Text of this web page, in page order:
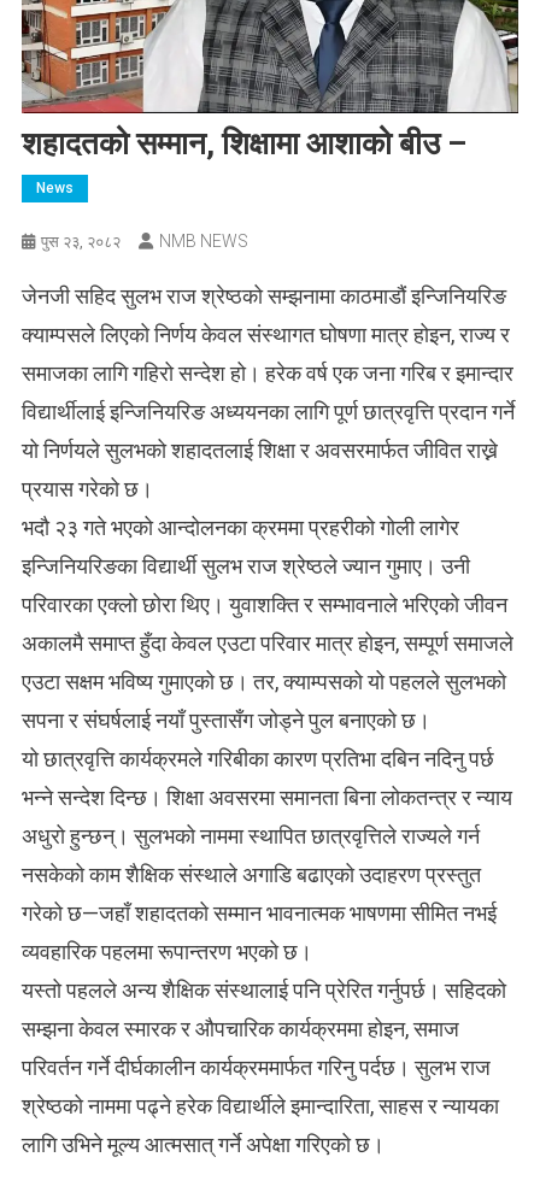
शहादतको सम्मान, शिक्षामा आशाको बीउ –
News
पुस २३, २०८२ NMB NEWS
जेनजी सहिद सुलभ राज श्रेष्ठको सम्झनामा काठमाडौं इन्जिनियरिङ
क्याम्पसले लिएको निर्णय केवल संस्थागत घोषणा मात्र होइन, राज्य र
समाजका लागि गहिरो सन्देश हो। हरेक वर्ष एक जना गरिब र इमान्दार
विद्यार्थीलाई इन्जिनियरिङ अध्ययनका लागि पूर्ण छात्रवृत्ति प्रदान गर्ने
यो निर्णयले सुलभको शहादतलाई शिक्षा र अवसरमार्फत जीवित राख्ने
प्रयास गरेको छ।
भदौ २३ गते भएको आन्दोलनका क्रममा प्रहरीको गोली लागेर
इन्जिनियरिङका विद्यार्थी सुलभ राज श्रेष्ठले ज्यान गुमाए। उनी
परिवारका एक्लो छोरा थिए। युवाशक्ति र सम्भावनाले भरिएको जीवन
अकालमै समाप्त हुँदा केवल एउटा परिवार मात्र होइन, सम्पूर्ण समाजले
एउटा सक्षम भविष्य गुमाएको छ। तर, क्याम्पसको यो पहलले सुलभको
सपना र संघर्षलाई नयाँ पुस्तासँग जोड्ने पुल बनाएको छ।
यो छात्रवृत्ति कार्यक्रमले गरिबीका कारण प्रतिभा दबिन नदिनु पर्छ
भन्ने सन्देश दिन्छ। शिक्षा अवसरमा समानता बिना लोकतन्त्र र न्याय
अधुरो हुन्छन्। सुलभको नाममा स्थापित छात्रवृत्तिले राज्यले गर्न
नसकेको काम शैक्षिक संस्थाले अगाडि बढाएको उदाहरण प्रस्तुत
गरेको छ—जहाँ शहादतको सम्मान भावनात्मक भाषणमा सीमित नभई
व्यवहारिक पहलमा रूपान्तरण भएको छ।
यस्तो पहलले अन्य शैक्षिक संस्थालाई पनि प्रेरित गर्नुपर्छ। सहिदको
सम्झना केवल स्मारक र औपचारिक कार्यक्रममा होइन, समाज
परिवर्तन गर्ने दीर्घकालीन कार्यक्रममार्फत गरिनु पर्दछ। सुलभ राज
श्रेष्ठको नाममा पढ्ने हरेक विद्यार्थीले इमान्दारिता, साहस र न्यायका
लागि उभिने मूल्य आत्मसात् गर्ने अपेक्षा गरिएको छ।